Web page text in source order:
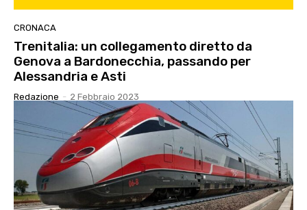
CRONACA
Trenitalia: un collegamento diretto da
Genova a Bardonecchia, passando per
Alessandria e Asti
Redazione - 2 Febbraio 2023